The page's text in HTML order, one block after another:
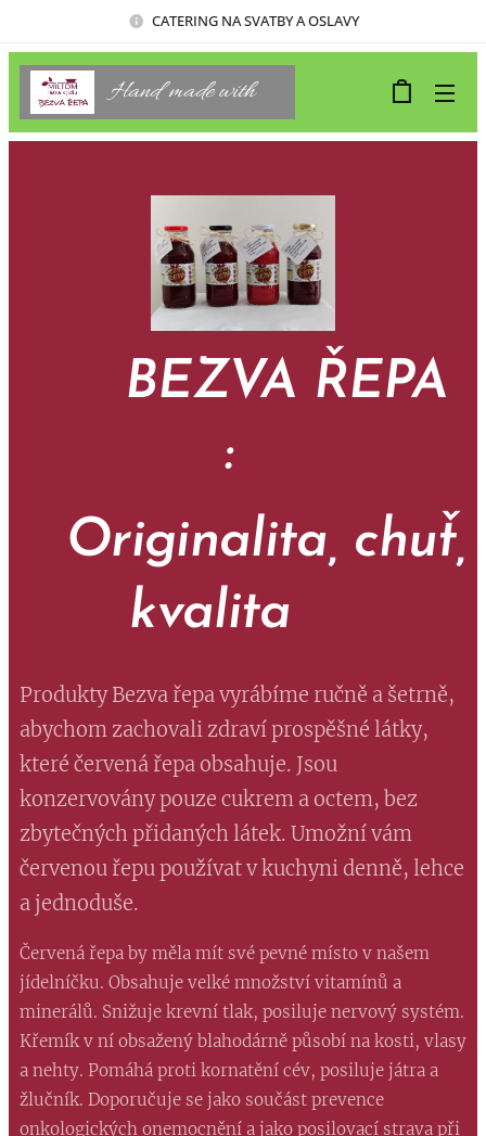
CATERING NA SVATBY A OSLAVY
Hand made with🤍
BEZVA ŘEPA
:
Originalita, chuť,
kvalita
Produkty Bezva řepa vyrábíme ručně a šetrně,
abychom zachovali zdraví prospěšné látky,
které červená řepa obsahuje. Jsou
konzervovány pouze cukrem a octem, bez
zbytečných přidaných látek. Umožní vám
červenou řepu používat v kuchyni denně, lehce
a jednoduše.
Červená řepa by měla mít své pevné místo v našem
jídelníčku. Obsahuje velké množství vitamínů a
minerálů. Snižuje krevní tlak, posiluje nervový systém.
Křemík v ní obsažený blahodárně působí na kosti, vlasy
a nehty. Pomáhá proti kornatění cév, posiluje játra a
žlučník. Doporučuje se jako součást prevence
onkologických onemocnění a jako posilovací strava při